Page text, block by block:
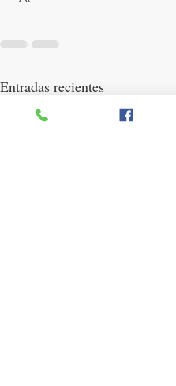
Entradas recientes